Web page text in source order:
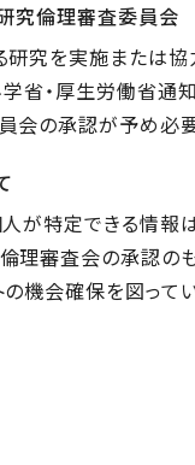
究倫理審査委員会
究を実施または協
省・厚生労働省通
会の承認が予め必要
が特定できる情報
理審査会の承認の
機会確保を図ってい